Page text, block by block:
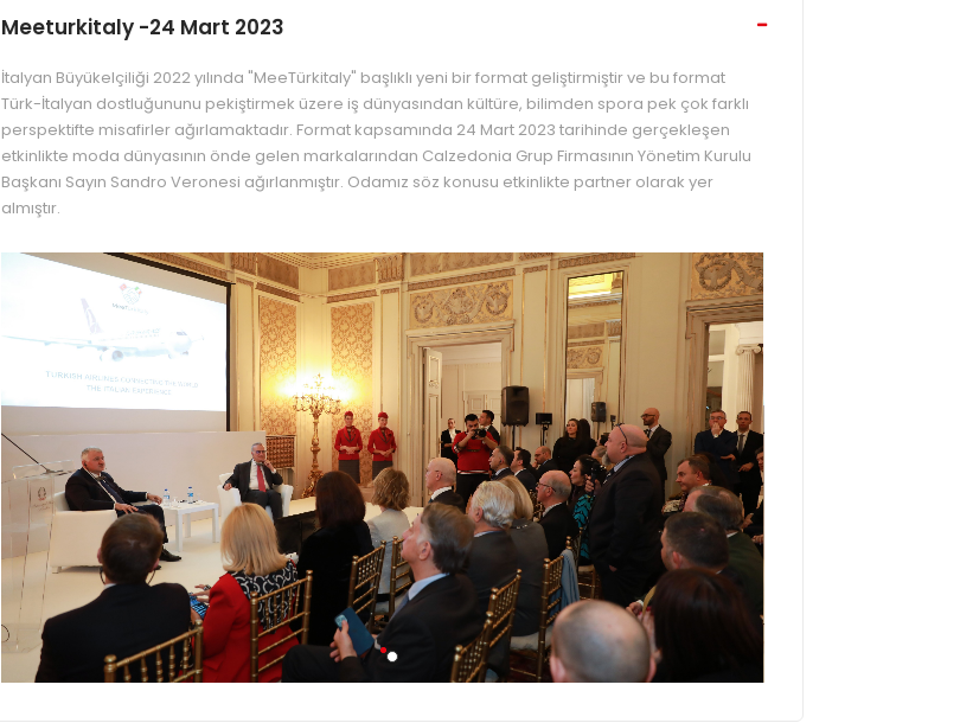
Meeturkitaly -24 Mart 2023
İtalyan Büyükelçiliği 2022 yılında "MeeTürkitaly" başlıklı yeni bir format geliştirmiştir ve bu format
Türk-İtalyan dostluğununu pekiştirmek üzere iş dünyasından kültüre, bilimden spora pek çok farklı
perspektifte misafirler ağırlamaktadır. Format kapsamında 24 Mart 2023 tarihinde gerçekleşen
etkinlikte moda dünyasının önde gelen markalarından Calzedonia Grup Firmasının Yönetim Kurulu
Başkanı Sayın Sandro Veronesi ağırlanmıştır. Odamız söz konusu etkinlikte partner olarak yer
almıştır.